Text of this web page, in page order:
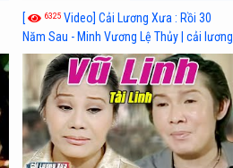
[ 6325 Video] Cải Lương Xưa : Rồi 30
Năm Sau - Minh Vương Lệ Thủy | cải lương
xã hội hay nhất